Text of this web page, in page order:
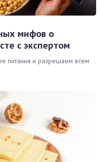
мифов о
с экспертом
питания и разрешаем всем